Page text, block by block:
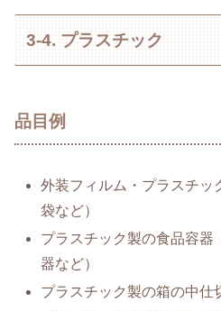
3-4. プラスチック
品目例
外装フィルム・プラスチッ
袋など）
プラスチック製の食品容器
器など）
プラスチック製の箱の中仕